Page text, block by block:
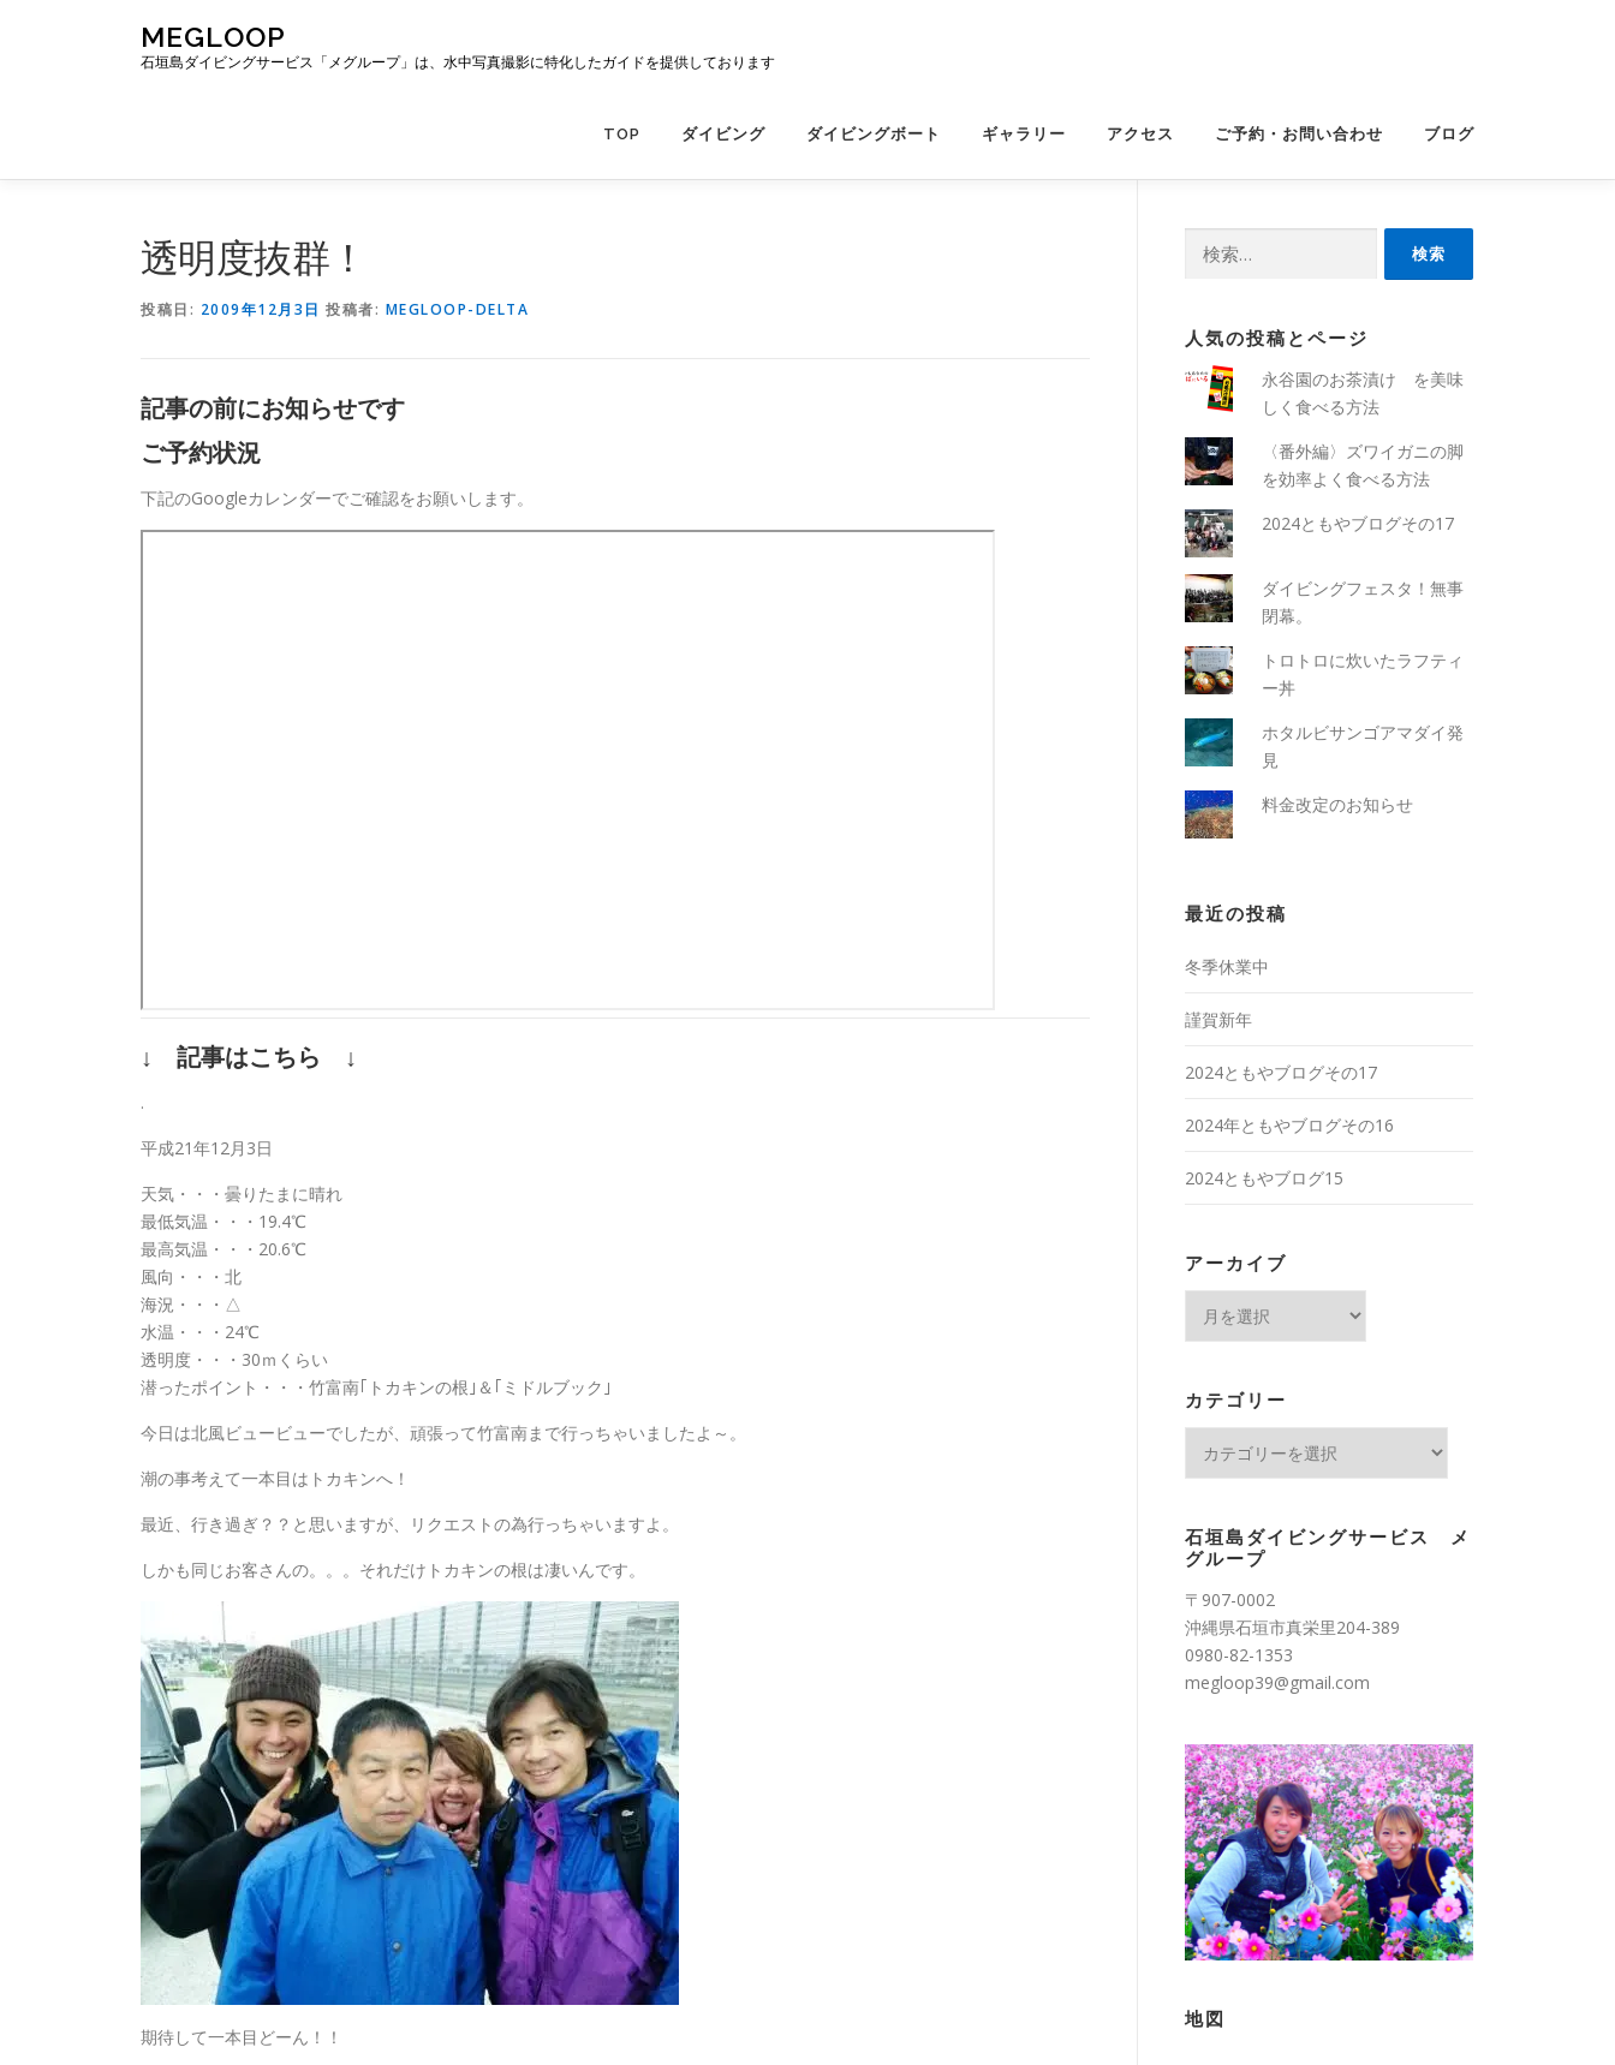
ス
MEGLOOP
石垣島ダイビングサービス「メグループ」は、水中写真撮影に特化したガイドを提供しております
TOP ダイビング ダイビングボート ギャラリー アクセス ご予約・お問い合わせ ブログ
透明度抜群！
投稿日: 2009年12月3日 投稿者: MEGLOOP-DELTA
記事の前にお知らせです
ご予約状況
下記のGoogleカレンダーでご確認をお願いします。
↓ 記事はこちら ↓
.
平成21年12月3日
天気・・・曇りたまに晴れ
最低気温・・・19.4℃
最高気温・・・20.6℃
風向・・・北
海況・・・△
水温・・・24℃
透明度・・・30ｍくらい
潜ったポイント・・・竹富南｢トカキンの根｣＆｢ミドルブック｣
今日は北風ビュービューでしたが、頑張って竹富南まで行っちゃいましたよ～。
潮の事考えて一本目はトカキンへ！
最近、行き過ぎ？？と思いますが、リクエストの為行っちゃいますよ。
しかも同じお客さんの。。。それだけトカキンの根は凄いんです。
期待して一本目どーん！！
人気の投稿とページ
永谷園のお茶漬け を美味
しく食べる方法
〈番外編〉ズワイガニの脚
を効率よく食べる方法
2024ともやブログその17
ダイビングフェスタ！無事
閉幕。
トロトロに炊いたラフティ
ー丼
ホタルビサンゴアマダイ発
見
料金改定のお知らせ
最近の投稿
冬季休業中
謹賀新年
2024ともやブログその17
2024年ともやブログその16
2024ともやブログ15
アーカイブ
ブ
カテゴリー
ー
石垣島ダイビングサービス メ
グループ
〒907-0002
沖縄県石垣市真栄里204-389
0980-82-1353
megloop39@gmail.com
地図